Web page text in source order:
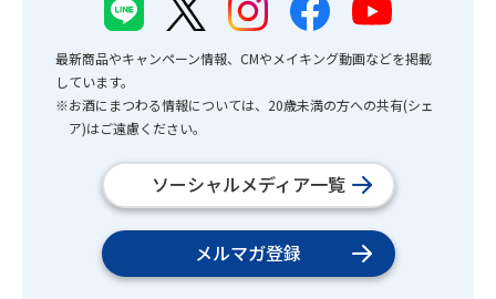
最新商品やキャンペーン情報、CMやメイキング動画などを掲載
しています。
※お酒にまつわる情報については、20歳未満の方への共有(シェ
ア)はご遠慮ください。
ソーシャルメディア一覧
メルマガ登録